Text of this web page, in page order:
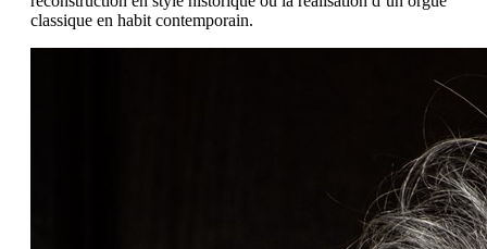
classique en habit contemporain.